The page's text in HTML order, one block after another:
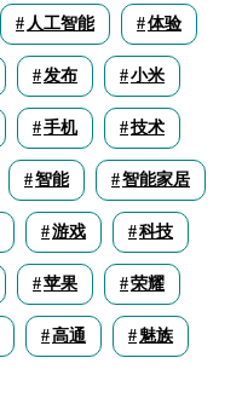
人工智能 体验
发布 小米
手机 技术
智能 智能家居
游戏 科技
苹果 荣耀
高通 魅族